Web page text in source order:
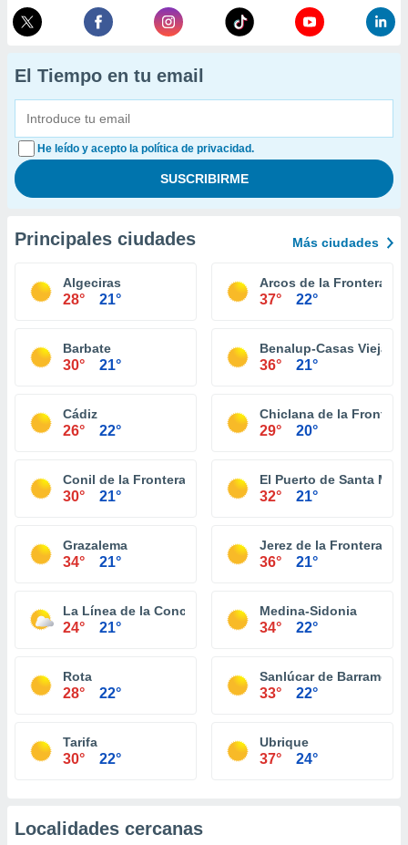
El Tiempo en tu email
He leído y acepto la política de privacidad.
Principales ciudades Más ciudades
Algeciras
28° 21°
Arcos de la Frontera
37° 22°
Barbate
30° 21°
Benalup-Casas Viejas
36° 21°
Cádiz
26° 22°
Chiclana de la Frontera
29° 20°
Conil de la Frontera
30° 21°
El Puerto de Santa
32° 21°
Grazalema
34° 21°
Jerez de la Frontera
36° 21°
La Línea de la Concepción
24° 21°
Medina-Sidonia
34° 22°
Rota
28° 22°
Sanlúcar de Barrameda
33° 22°
Tarifa
30° 22°
Ubrique
37° 24°
Localidades cercanas